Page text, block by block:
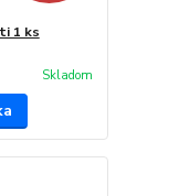
1 ks
Skladom